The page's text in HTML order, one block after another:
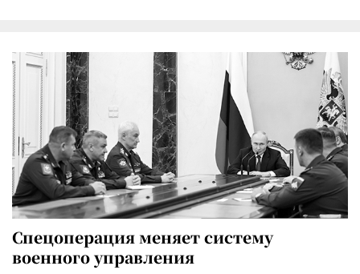
Спецоперация меняет систему
военного управления